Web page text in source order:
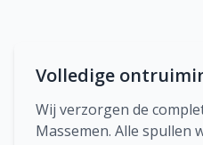
Volledige
Wij verzorgen de
Massemen. Alle spullen